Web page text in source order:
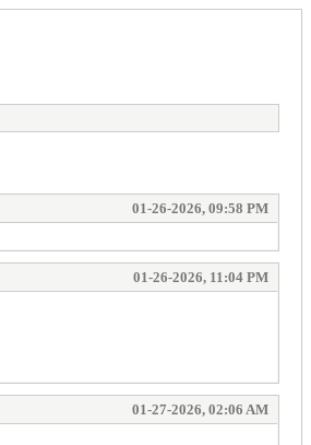
01-26-2026, 09:58 PM
01-26-2026, 11:04 PM
01-27-2026, 02:06 AM